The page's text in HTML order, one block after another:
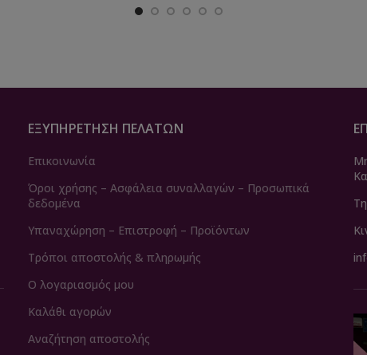
ΕΞΥΠΗΡΈΤΗΣΗ ΠΕΛΑΤΏΝ
Επικοινωνία
Όροι χρήσης – Ασφάλεια συναλλαγών – Προσωπικά
δεδομένα
Υπαναχώρηση – Επιστροφή – Προϊόντων
Τρόποι αποστολής & πληρωμής
Ο λογαριασμός μου
Καλάθι αγορών
Αναζήτηση αποστολής